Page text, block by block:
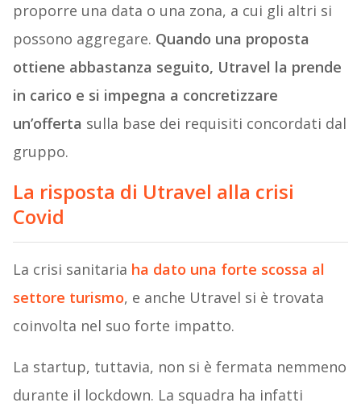
proporre una data o una zona, a cui gli altri si
possono aggregare. Quando una proposta
ottiene abbastanza seguito, Utravel la prende
in carico e si impegna a concretizzare
un’offerta sulla base dei requisiti concordati dal
gruppo.
La risposta di Utravel alla crisi
Covid
La crisi sanitaria ha dato una forte scossa al
settore turismo, e anche Utravel si è trovata
coinvolta nel suo forte impatto.
La startup, tuttavia, non si è fermata nemmeno
durante il lockdown. La squadra ha infatti